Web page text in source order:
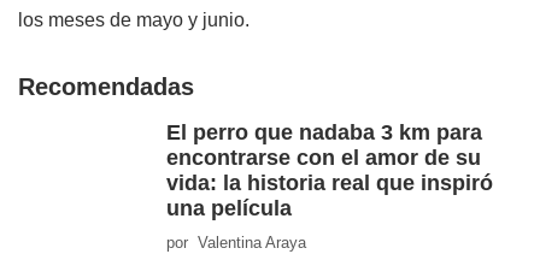
los meses de mayo y junio.
Recomendadas
El perro que nadaba 3 km para
encontrarse con el amor de su
vida: la historia real que inspiró
una película
por Valentina Araya